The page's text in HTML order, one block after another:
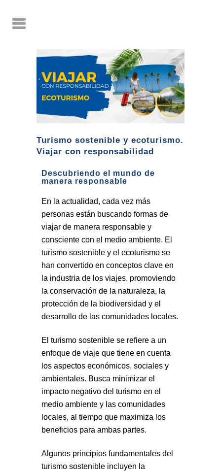
Turismo sostenible y ecoturismo.
Viajar con responsabilidad
Descubriendo el mundo de
manera responsable
En la actualidad, cada vez más
personas están buscando formas de
viajar de manera responsable y
consciente con el medio ambiente. El
turismo sostenible y el ecoturismo se
han convertido en conceptos clave en
la industria de los viajes, promoviendo
la conservación de la naturaleza, la
protección de la biodiversidad y el
desarrollo de las comunidades locales.
El turismo sostenible se refiere a un
enfoque de viaje que tiene en cuenta
los aspectos económicos, sociales y
ambientales. Busca minimizar el
impacto negativo del turismo en el
medio ambiente y las comunidades
locales, al tiempo que maximiza los
beneficios para ambas partes.
Algunos principios fundamentales del
turismo sostenible incluyen la